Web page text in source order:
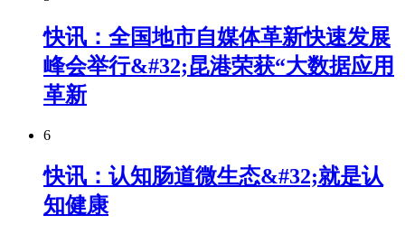
快讯：全国地市自媒体革新快速发展
峰会举行&#32;昆港荣获“大数据应用
革新
6
快讯：认知肠道微生态&#32;就是认
知健康